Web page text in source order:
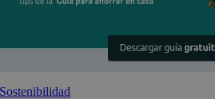
Sostenibilidad